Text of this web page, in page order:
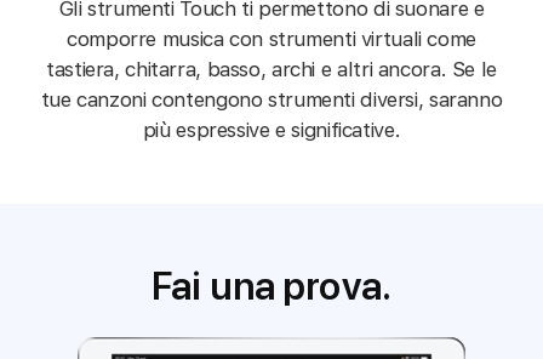
Gli strumenti Touch ti permettono di suonare e
comporre musica con strumenti virtuali come
tastiera, chitarra, basso, archi e altri ancora. Se le
tue canzoni contengono strumenti diversi, saranno
più espressive e significative.
Fai una prova.